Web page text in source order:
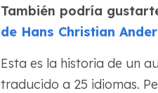
También podría
de Hans Christian
Esta es la historia de un
traducido a 25 idiomas.